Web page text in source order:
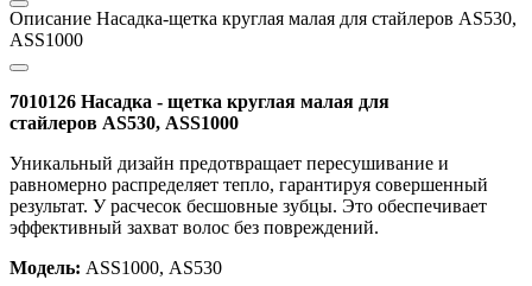
Описание Насадка-щетка круглая малая для стайлеров AS530,
ASS1000
7010126 Насадка - щетка круглая малая для
стайлеров AS530, ASS1000
Уникальный дизайн предотвращает пересушивание и
равномерно распределяет тепло, гарантируя совершенный
результат. У расчесок бесшовные зубцы. Это обеспечивает
эффективный захват волос без повреждений.
Модель: ASS1000, AS530